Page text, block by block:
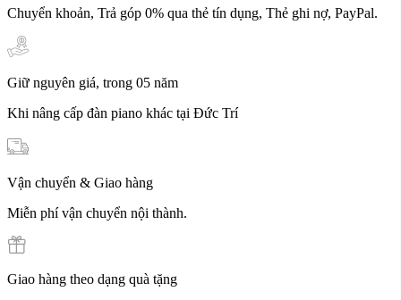
Chuyển khoản, Trả góp 0% qua thẻ tín dụng, Thẻ ghi nợ, PayPal.
Giữ nguyên giá, trong 05 năm
Khi nâng cấp đàn piano khác tại Đức Trí
Vận chuyển & Giao hàng
Miễn phí vận chuyển nội thành.
Giao hàng theo dạng quà tặng